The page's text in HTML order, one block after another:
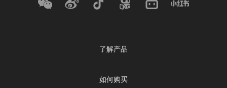
了解产品
电动自行车
如何购买